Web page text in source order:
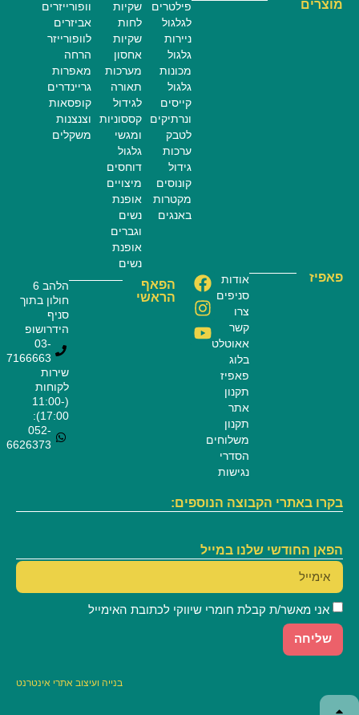
מוצרים
פילטרים
לגלגול
ניירות
גלגול
מכונות
גלגול
קייסים
ונרתיקים
לטבק
ערכות
גידול
קונוסים
מקטרות
באנגים
שקיות
לחות
שקיות
אחסון
מערכות
תאורה
לגידול
קססוניות
ומגשי
גלגול
דוחסים
מיצויים
אופנת
נשים
וגברים
אופנת
נשים
וופורייזרים
אביזרים
לוופורייזר
הרחה
מאפרות
גריינדרים
קופסאות
וצנצנות
משקלים
פאפיז
אודות
סניפים
צרו
קשר
אאוטלט
בלוג
פאפיז
תקנון
אתר
תקנון
משלוחים
הסדרי
נגישות
הפאף
הראשי
הלהב 6
חולון בתוך
סניף
הידרושופ
03-
7166663
שירות
לקוחות
(11:00-
17:00):
052-
6626373
בקרו באתרי הקבוצה הנוספים:
הפאן החודשי שלנו במייל
אני מאשר/ת קבלת חומרי שיווקי לכתובת האימייל
שליחה
בנייה ועיצוב אתרי אינטרנט